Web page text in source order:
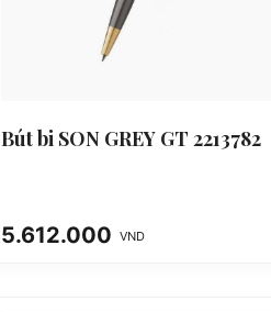
Bút bi SON GREY GT 2213782
5.612.000 VND